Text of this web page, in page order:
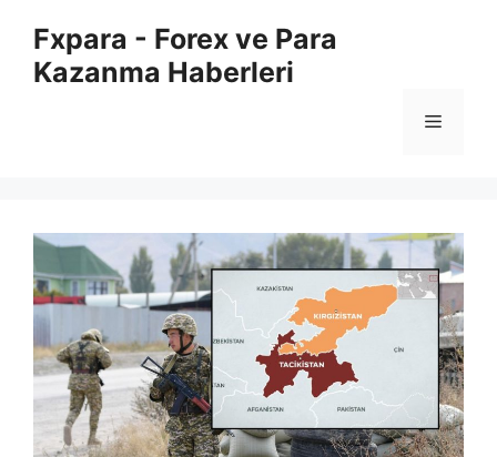
Fxpara - Forex ve Para
Kazanma Haberleri
Menü